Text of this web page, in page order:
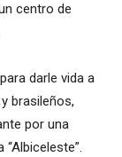
centro de
darle vida a
brasileños,
por una